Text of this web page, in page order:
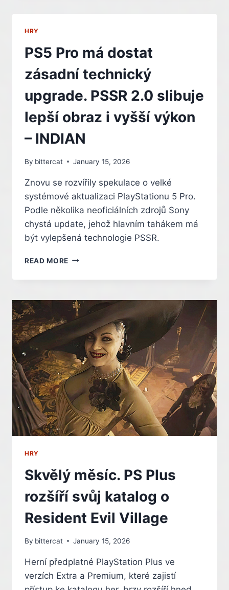
LIMITOVANÝ
OVLADAČ
HRY
PS5 Pro má dostat
zásadní technický
upgrade. PSSR 2.0 slibuje
lepší obraz i vyšší výkon
– INDIAN
By bittercat January 15, 2026
Znovu se rozvířily spekulace o velké
systémové aktualizaci PlayStationu 5 Pro.
Podle několika neoficiálních zdrojů Sony
chystá update, jehož hlavním tahákem má
být vylepšená technologie PSSR.
READ MORE PS5
MÁ
ZÁSADNÍ
TECHNICKÝ
UPGRADE.
PSSR
2.0
SLIBUJE
LEPŠÍ
OBRAZ
VYŠŠÍ
VÝKON
–
INDIAN
HRY
Skvělý měsíc. PS Plus
rozšíří svůj katalog o
Resident Evil Village
By bittercat January 15, 2026
Herní předplatné PlayStation Plus ve
verzích Extra a Premium, které zajistí